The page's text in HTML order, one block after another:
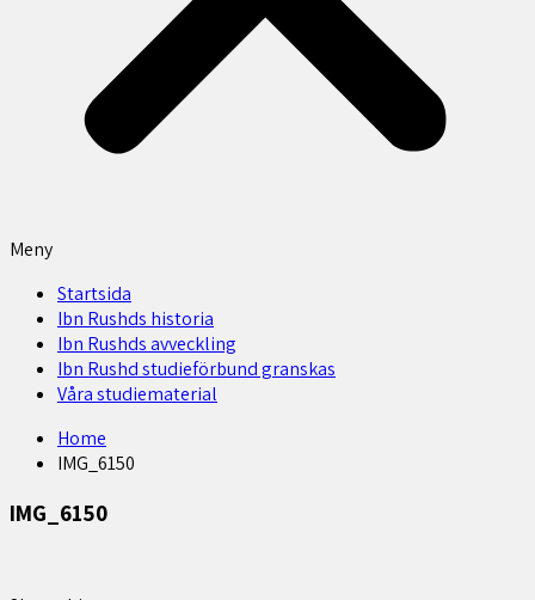
Meny
Startsida
Ibn Rushds historia
Ibn Rushds avveckling
Ibn Rushd studieförbund granskas​
Våra studiematerial
Home
IMG_6150
IMG_6150